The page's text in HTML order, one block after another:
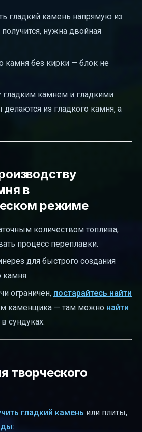
гладкий камень напрямую из
нужна двойная
камня без кирки — блок не
камнем и гладкими
из гладкого камня, а
в
режиме
количеством топлива,
процесс переплавки.
для быстрого создания
камня.
ограничен, постарайтесь найти
каменщика — там можно найти
в сундуках.
творческого
гладкий камень или плиты,
: